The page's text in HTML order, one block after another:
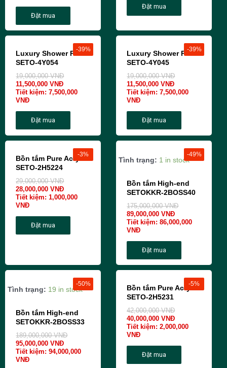
Đặt mua
Đặt mua
-39%
Luxury Shower Panel
SETO-4Y054
19,000,000VNĐ
11,500,000VNĐ
Tiết kiệm:7,500,000
VNĐ
Đặt mua
-39%
Luxury Shower Panel
SETO-4Y045
19,000,000VNĐ
11,500,000VNĐ
Tiết kiệm:7,500,000
VNĐ
Đặt mua
-3%
Bồn tắm Pure Acrylic
SETO-2H5224
29,000,000VNĐ
28,000,000VNĐ
Tiết kiệm:1,000,000
VNĐ
Đặt mua
-49%
Tình trạng: 1 in stock
Bồn tắm High-end
SETOKKR-2BOSS40
175,000,000VNĐ
89,000,000VNĐ
Tiết kiệm:86,000,000
VNĐ
Đặt mua
-50%
Tình trạng: 19 in stock
Bồn tắm High-end
SETOKKR-2BOSS33
189,000,000VNĐ
95,000,000VNĐ
Tiết kiệm:94,000,000
VNĐ
-5%
Bồn tắm Pure Acrylic
SETO-2H5231
42,000,000VNĐ
40,000,000VNĐ
Tiết kiệm:2,000,000
VNĐ
Đặt mua